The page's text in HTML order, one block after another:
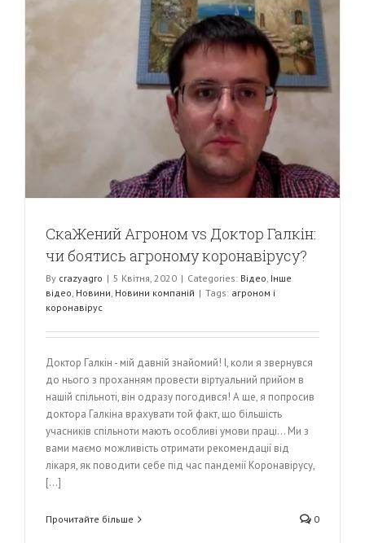
СкаЖений Агроном vs Доктор Галкін:
чи боятись агроному коронавірусу?
By crazyagro | 5 Квітня, 2020 | Categories: Відео Інше
відео Новини Новини компаній | Tags: агроном і
коронавірус
Доктор Галкін - мій давній знайомий! І, коли я звернувся
до нього з проханням провести віртуальний прийом в
нашій спільноті, він одразу погодився! А ще, я попросив
доктора Галкіна врахувати той факт, що більшість
учасників спільноти мають особливі умови праці... Ми з
вами маємо можливість отримати рекомендації від
лікаря, як поводити себе під час пандемії Коронавірусу,
[...]
Прочитайте більше 0